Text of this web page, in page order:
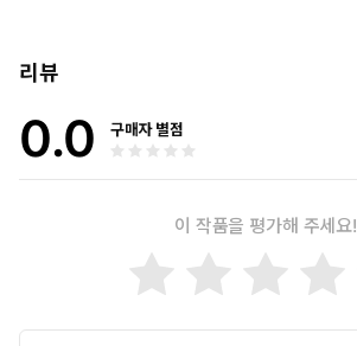
리뷰
0.0 구매자 별점
이 작품을 평가해 주세요!